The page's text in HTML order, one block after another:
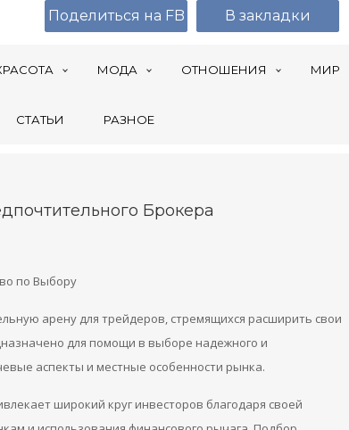
МОДА ОТНОШЕНИЯ МИР
СТАТЬИ РАЗНОЕ
Брокера
по Выбору
арену для трейдеров, стремящихся расширить свои
для помощи в выборе надежного и
аспекты и местные особенности рынка.
широкий круг инвесторов благодаря своей
Поделиться на FB В закладки